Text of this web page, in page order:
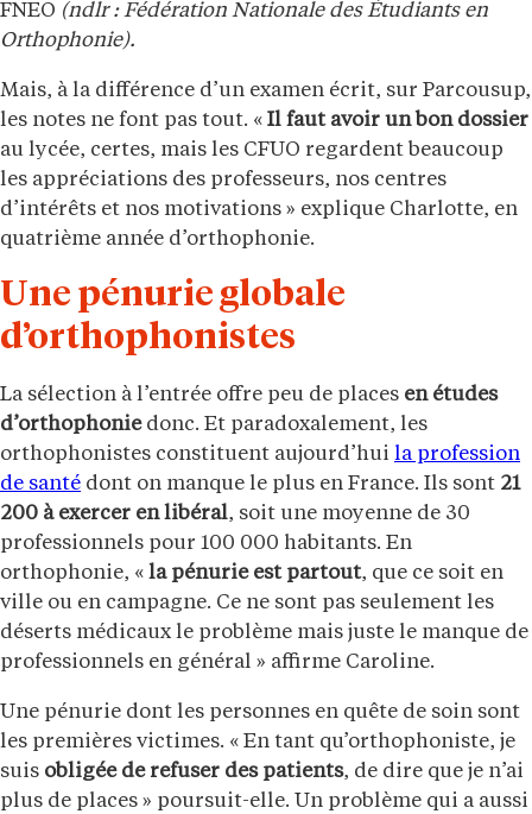
FNEO (ndlr : Fédération Nationale des Étudiants en
Orthophonie).
Mais, à la différence d’un examen écrit, sur Parcousup,
les notes ne font pas tout. « Il faut avoir un bon dossier
au lycée, certes, mais les CFUO regardent beaucoup
les appréciations des professeurs, nos centres
d’intérêts et nos motivations » explique Charlotte, en
quatrième année d’orthophonie.
Une pénurie globale
d’orthophonistes
La sélection à l’entrée offre peu de places en études
d’orthophoniedonc. Et paradoxalement, les
orthophonistes constituent aujourd’hui la profession
de santé dont on manque le plus en France. Ils sont 21
200 à exercer en libéral, soit une moyenne de 30
professionnels pour 100 000 habitants. En
orthophonie, « la pénurie est partout, que ce soit en
ville ou en campagne. Ce ne sont pas seulement les
déserts médicaux le problème mais juste le manque de
professionnels en général » affirme Caroline.
Une pénurie dont les personnes en quête de soin sont
les premières victimes. « En tant qu’orthophoniste, je
suis obligée de refuser des patients, de dire que je n’ai
plus de places » poursuit-elle. Un problème qui a aussi